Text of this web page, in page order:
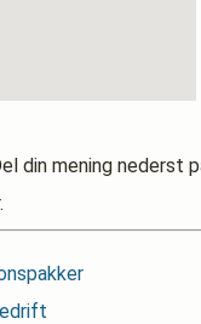
din mening nederst